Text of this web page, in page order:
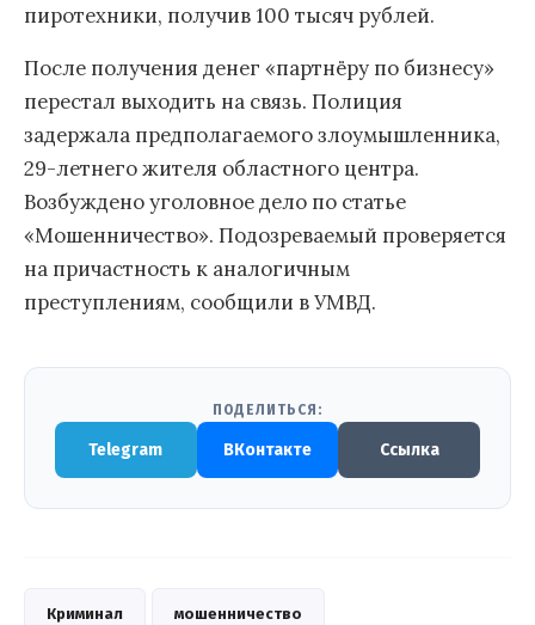
пиротехники, получив 100 тысяч рублей.
После получения денег «партнёру по бизнесу»
перестал выходить на связь. Полиция
задержала предполагаемого злоумышленника,
29-летнего жителя областного центра.
Возбуждено уголовное дело по статье
«Мошенничество». Подозреваемый проверяется
на причастность к аналогичным
преступлениям, сообщили в УМВД.
ПОДЕЛИТЬСЯ:
Telegram ВКонтакте Ссылка
Криминал мошенничество